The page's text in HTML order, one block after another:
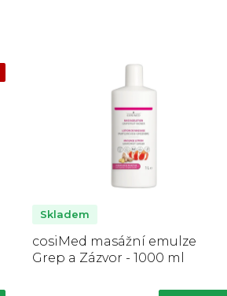
cosiMed masážní emulze
Grep a Zázvor - 1000 ml
Skladem